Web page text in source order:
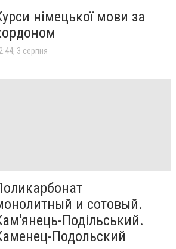
німецької мови за
3 серпня
и сотовый.
Подільський.
Подольский